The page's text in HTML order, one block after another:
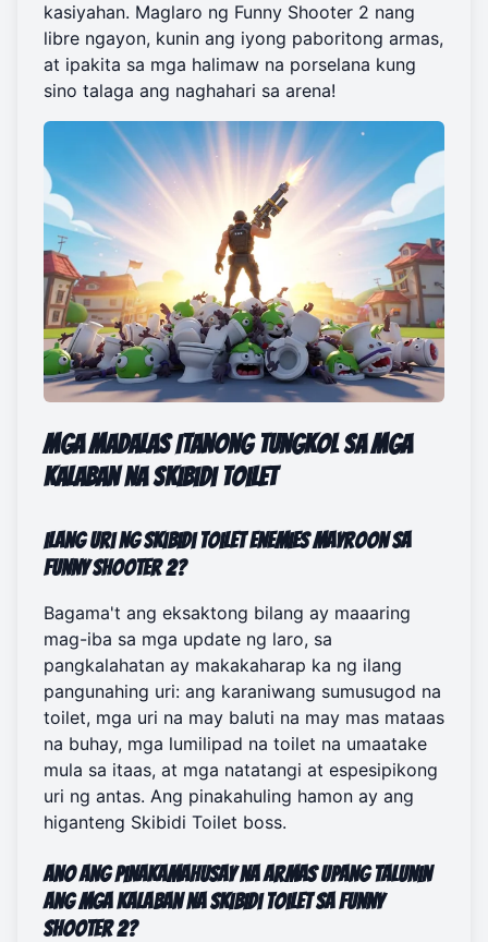
kasiyahan. Maglaro ng Funny Shooter 2 nang
libre ngayon, kunin ang iyong paboritong armas,
at ipakita sa mga halimaw na porselana kung
sino talaga ang naghahari sa arena!
Mga Madalas Itanong Tungkol sa mga
Kalaban na Skibidi Toilet
Ilang uri ng Skibidi Toilet enemies mayroon sa
Funny Shooter 2?
Bagama't ang eksaktong bilang ay maaaring
mag-iba sa mga update ng laro, sa
pangkalahatan ay makakaharap ka ng ilang
pangunahing uri: ang karaniwang sumusugod na
toilet, mga uri na may baluti na may mas mataas
na buhay, mga lumilipad na toilet na umaatake
mula sa itaas, at mga natatangi at espesipikong
uri ng antas. Ang pinakahuling hamon ay ang
higanteng Skibidi Toilet boss.
Ano ang pinakamahusay na armas upang talunin
ang mga kalaban na Skibidi Toilet sa Funny
Shooter 2?